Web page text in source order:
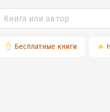
👌 Бесплатные книги 🔥